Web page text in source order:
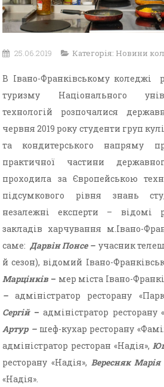
25.06.2019 Категорія: Новини
В Івано-Франківському коледжі
туризму Національного
технологій розпочалися
червня 2019 року студенти груп
та кондитерського напряму
практичної частини
проходила за Європейською
підсумкового рівня знань
незалежні експерти – відомі
закладів харчування м.Івано-
саме: Дарвін Понсе – учасник
й сезон), відомий Івано-
Марцінків– мер міста Івано-
– адміністратор ресторану
Сергій–адміністратор ресторану
Артур – шеф-кухар ресторану
адміністратор ресторан «Надія»,
ресторану «Надія», Вересняк Марія
«Надія».